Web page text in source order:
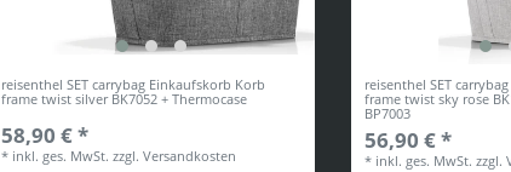
reisenthel SET carrybag Einkaufskorb Korb
frame twist silver BK7052 + Thermocase
58,90 € *
* inkl. ges. MwSt. zzgl.Versandkosten
reisenthel SET
frame twist sky rose
BP7003
56,90 € *
* inkl. ges. MwSt. zzgl.